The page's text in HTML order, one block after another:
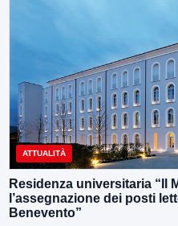
ATTUALITÀ
Residenza universitaria “Il
l’assegnazione dei posti
Benevento”